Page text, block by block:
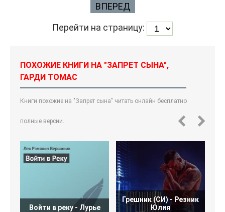
ВПЕРЕД
Перейти на страницу:
ПОХОЖИЕ КНИГИ НА "ЗАПРЕТ СЫНА",
ГАРДИ ТОМАС
Книги похожие на "Запрет сына" читать онлайн бесплатно
полные версии.
Войти в реку - Лурье
Грешник (СИ) - Резник
Юлия